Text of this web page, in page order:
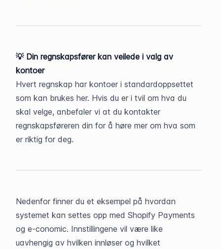
💡 Din regnskapsfører kan veilede i valg av
kontoer
Hvert regnskap har kontoer i standardoppsettet
som kan brukes her. Hvis du er i tvil om hva du
skal velge, anbefaler vi at du kontakter
regnskapsføreren din for å høre mer om hva som
er riktig for deg.
Nedenfor finner du et eksempel på hvordan
systemet kan settes opp med Shopify Payments
og e-conomic. Innstillingene vil være like
uavhengig av hvilken innløser og hvilket